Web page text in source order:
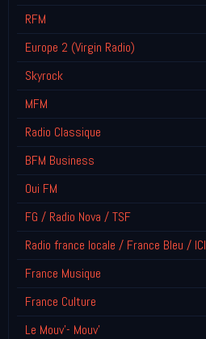
RFM
Europe 2 (Virgin Radio)
Skyrock
MFM
Radio Classique
BFM Business
Oui FM
FG / Radio Nova / TSF
Radio france locale / France Bleu / ICI
France Musique
France Culture
Le Mouv'- Mouv'